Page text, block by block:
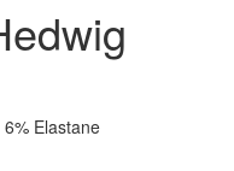
Elastane